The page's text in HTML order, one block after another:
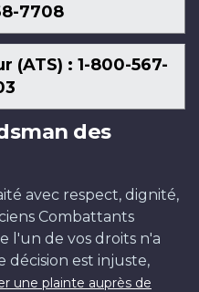
7708
(ATS) : 1-800-567-
des
avec respect, dignité,
Combattants
l'un de vos droits n'a
décision est injuste,
une plainte auprès de